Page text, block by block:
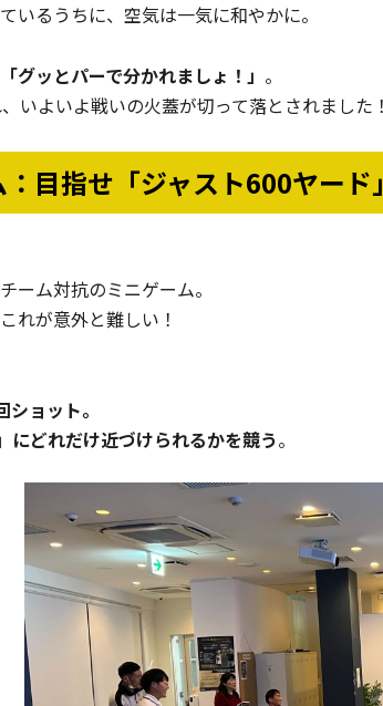
いるうちに、空気は一気に和やかに。
「グッとパーで分かれましょ！」 。
いよいよ戦いの火蓋が切って落とされました
目指せ「ジャスト600ヤード」
ーム対抗のミニゲーム。
れが意外と難しい！
ョット。
にどれだけ近づけられるかを競う。